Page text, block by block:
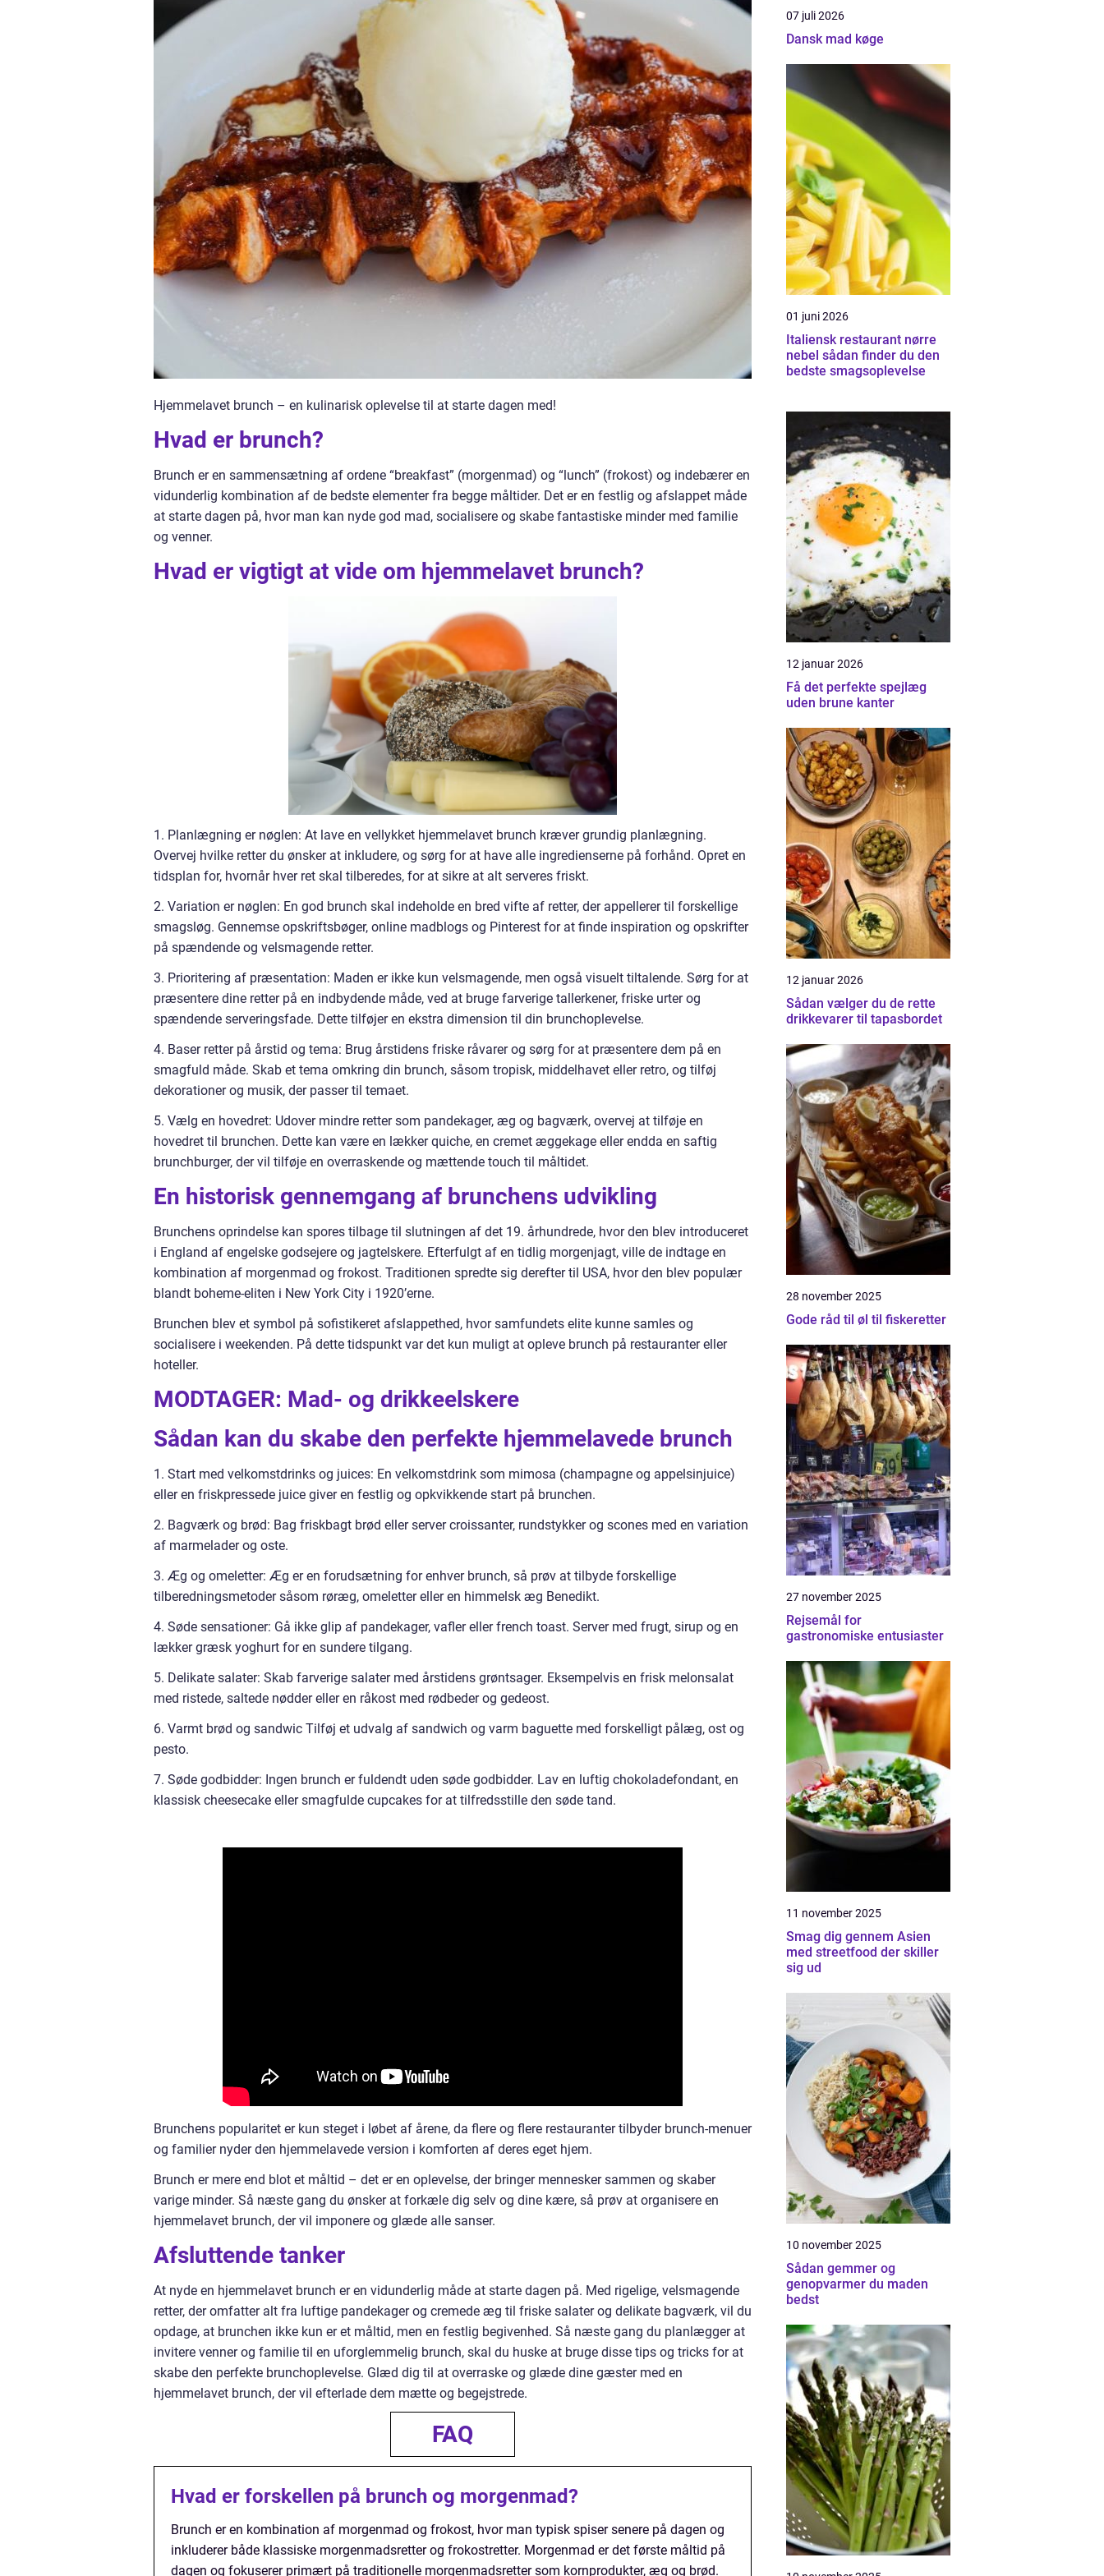
Hjemmelavet brunch – en kulinarisk oplevelse til at starte dagen med!
Hvad er brunch?
Brunch er en sammensætning af ordene “breakfast” (morgenmad) og “lunch” (frokost) og indebærer en
vidunderlig kombination af de bedste elementer fra begge måltider. Det er en festlig og afslappet måde
at starte dagen på, hvor man kan nyde god mad, socialisere og skabe fantastiske minder med familie
og venner.
Hvad er vigtigt at vide om hjemmelavet brunch?
1. Planlægning er nøglen: At lave en vellykket hjemmelavet brunch kræver grundig planlægning.
Overvej hvilke retter du ønsker at inkludere, og sørg for at have alle ingredienserne på forhånd. Opret en
tidsplan for, hvornår hver ret skal tilberedes, for at sikre at alt serveres friskt.
2. Variation er nøglen: En god brunch skal indeholde en bred vifte af retter, der appellerer til forskellige
smagsløg. Gennemse opskriftsbøger, online madblogs og Pinterest for at finde inspiration og opskrifter
på spændende og velsmagende retter.
3. Prioritering af præsentation: Maden er ikke kun velsmagende, men også visuelt tiltalende. Sørg for at
præsentere dine retter på en indbydende måde, ved at bruge farverige tallerkener, friske urter og
spændende serveringsfade. Dette tilføjer en ekstra dimension til din brunchoplevelse.
4. Baser retter på årstid og tema: Brug årstidens friske råvarer og sørg for at præsentere dem på en
smagfuld måde. Skab et tema omkring din brunch, såsom tropisk, middelhavet eller retro, og tilføj
dekorationer og musik, der passer til temaet.
5. Vælg en hovedret: Udover mindre retter som pandekager, æg og bagværk, overvej at tilføje en
hovedret til brunchen. Dette kan være en lækker quiche, en cremet æggekage eller endda en saftig
brunchburger, der vil tilføje en overraskende og mættende touch til måltidet.
En historisk gennemgang af brunchens udvikling
Brunchens oprindelse kan spores tilbage til slutningen af det 19. århundrede, hvor den blev introduceret
i England af engelske godsejere og jagtelskere. Efterfulgt af en tidlig morgenjagt, ville de indtage en
kombination af morgenmad og frokost. Traditionen spredte sig derefter til USA, hvor den blev populær
blandt boheme-eliten i New York City i 1920’erne.
Brunchen blev et symbol på sofistikeret afslappethed, hvor samfundets elite kunne samles og
socialisere i weekenden. På dette tidspunkt var det kun muligt at opleve brunch på restauranter eller
hoteller.
MODTAGER: Mad- og drikkeelskere
Sådan kan du skabe den perfekte hjemmelavede brunch
1. Start med velkomstdrinks og juices: En velkomstdrink som mimosa (champagne og appelsinjuice)
eller en friskpressede juice giver en festlig og opkvikkende start på brunchen.
2. Bagværk og brød: Bag friskbagt brød eller server croissanter, rundstykker og scones med en variation
af marmelader og oste.
3. Æg og omeletter: Æg er en forudsætning for enhver brunch, så prøv at tilbyde forskellige
tilberedningsmetoder såsom røræg, omeletter eller en himmelsk æg Benedikt.
4. Søde sensationer: Gå ikke glip af pandekager, vafler eller french toast. Server med frugt, sirup og en
lækker græsk yoghurt for en sundere tilgang.
5. Delikate salater: Skab farverige salater med årstidens grøntsager. Eksempelvis en frisk melonsalat
med ristede, saltede nødder eller en råkost med rødbeder og gedeost.
6. Varmt brød og sandwic Tilføj et udvalg af sandwich og varm baguette med forskelligt pålæg, ost og
pesto.
7. Søde godbidder: Ingen brunch er fuldendt uden søde godbidder. Lav en luftig chokoladefondant, en
klassisk cheesecake eller smagfulde cupcakes for at tilfredsstille den søde tand.
Brunchens popularitet er kun steget i løbet af årene, da flere og flere restauranter tilbyder brunch-menuer
og familier nyder den hjemmelavede version i komforten af deres eget hjem.
Brunch er mere end blot et måltid – det er en oplevelse, der bringer mennesker sammen og skaber
varige minder. Så næste gang du ønsker at forkæle dig selv og dine kære, så prøv at organisere en
hjemmelavet brunch, der vil imponere og glæde alle sanser.
Afsluttende tanker
At nyde en hjemmelavet brunch er en vidunderlig måde at starte dagen på. Med rigelige, velsmagende
retter, der omfatter alt fra luftige pandekager og cremede æg til friske salater og delikate bagværk, vil du
opdage, at brunchen ikke kun er et måltid, men en festlig begivenhed. Så næste gang du planlægger at
invitere venner og familie til en uforglemmelig brunch, skal du huske at bruge disse tips og tricks for at
skabe den perfekte brunchoplevelse. Glæd dig til at overraske og glæde dine gæster med en
hjemmelavet brunch, der vil efterlade dem mætte og begejstrede.
FAQ
Hvad er forskellen på brunch og morgenmad?
Brunch er en kombination af morgenmad og frokost, hvor man typisk spiser senere på dagen og
inkluderer både klassiske morgenmadsretter og frokostretter. Morgenmad er det første måltid på
dagen og fokuserer primært på traditionelle morgenmadsretter som kornprodukter, æg og brød.
07 juli 2026
Dansk mad køge
01 juni 2026
Italiensk restaurant nørre
nebel sådan finder du den
bedste smagsoplevelse
12 januar 2026
Få det perfekte spejlæg
uden brune kanter
12 januar 2026
Sådan vælger du de rette
drikkevarer til tapasbordet
28 november 2025
Gode råd til øl til fiskeretter
27 november 2025
Rejsemål for
gastronomiske entusiaster
11 november 2025
Smag dig gennem Asien
med streetfood der skiller
sig ud
10 november 2025
Sådan gemmer og
genopvarmer du maden
bedst